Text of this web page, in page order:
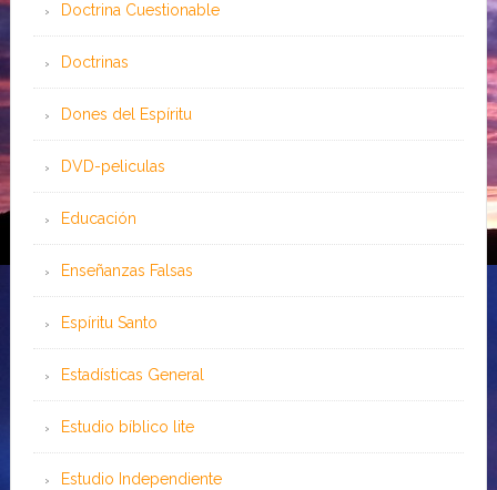
Doctrina Cuestionable
Doctrinas
Dones del Espíritu
DVD-peliculas
Educación
Enseñanzas Falsas
Espíritu Santo
Estadísticas General
Estudio bíblico lite
Estudio Independiente